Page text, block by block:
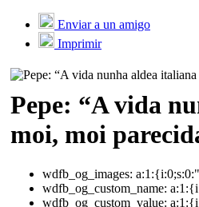
Enviar a un amigo
Imprimir
Pepe: “A vida
moi, moi
wdfb_og_images:
wdfb_og_custom_name:
wdfb_og_custom_value: